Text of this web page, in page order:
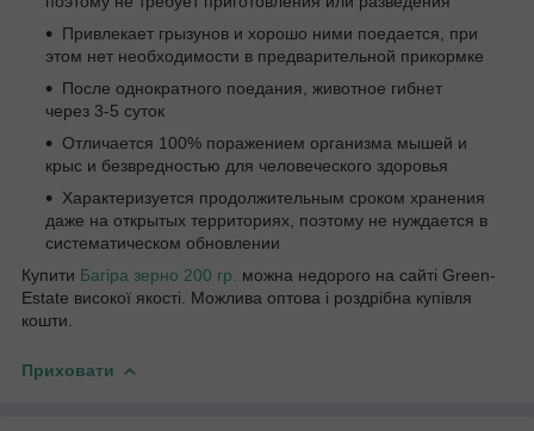
Привлекает грызунов и хорошо ними поедается, при
этом нет необходимости в предварительной прикормке
После однократного поедания, животное гибнет
через 3-5 суток
Отличается 100% поражением организма мышей и
крыс и безвредностью для человеческого здоровья
Характеризуется продолжительным сроком хранения
даже на открытых территориях, поэтому не нуждается в
систематическом обновлении
Купити Багіра зерно 200 гр. можна недорого на сайті Green-
Estate високої якості. Можлива оптова і роздрібна купівля
кошти.
Приховати